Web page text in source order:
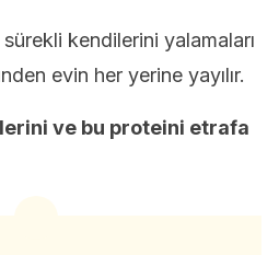
kendilerini yalamaları
evin her yerine yayılır.
ve bu proteini etrafa